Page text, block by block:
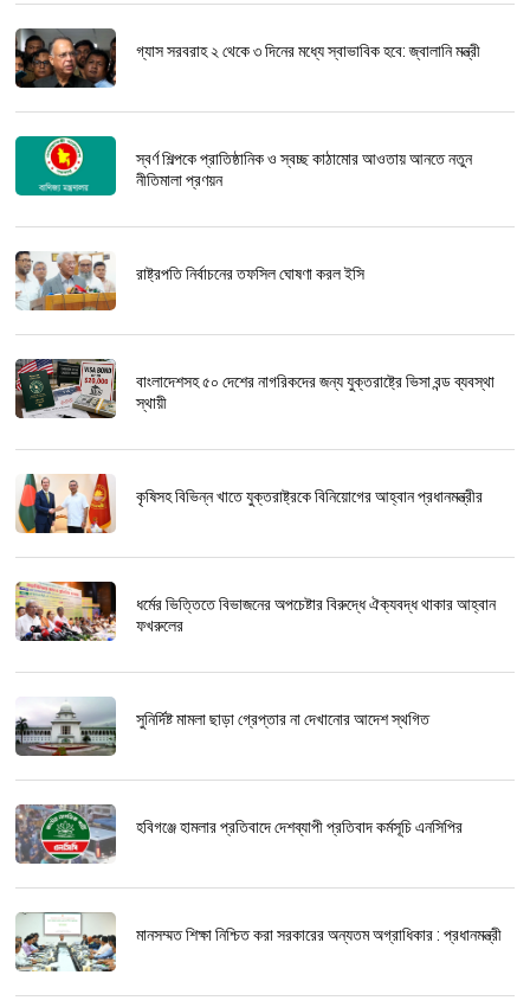
গ্যাস সরবরাহ ২ থেকে ৩ দিনের মধ্যে স্বাভাবিক হবে: জ্বালানি মন্ত্রী
স্বর্ণ শিল্পকে প্রাতিষ্ঠানিক ও স্বচ্ছ কাঠামোর আওতায় আনতে নতুন
নীতিমালা প্রণয়ন
রাষ্ট্রপতি নির্বাচনের তফসিল ঘোষণা করল ইসি
বাংলাদেশসহ ৫০ দেশের নাগরিকদের জন্য যুক্তরাষ্ট্রে ভিসা বন্ড ব্যবস্থা
স্থায়ী
কৃষিসহ বিভিন্ন খাতে যুক্তরাষ্ট্রকে বিনিয়োগের আহ্বান প্রধানমন্ত্রীর
ধর্মের ভিত্তিতে বিভাজনের অপচেষ্টার বিরুদ্ধে ঐক্যবদ্ধ থাকার আহ্বান
ফখরুলের
সুনির্দিষ্ট মামলা ছাড়া গ্রেপ্তার না দেখানোর আদেশ স্থগিত
হবিগঞ্জে হামলার প্রতিবাদে দেশব্যাপী প্রতিবাদ কর্মসূচি এনসিপির
মানসম্মত শিক্ষা নিশ্চিত করা সরকারের অন্যতম অগ্রাধিকার : প্রধানমন্ত্রী